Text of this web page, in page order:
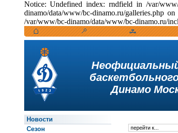
Notice: Undefined index: rndfield in /var/
dinamo/data/www/bc-dinamo.ru/galleries.php
/var/www/bc-dinamo/data/www/bc-dinamo.ru/
Динамо
Новости
Сезон